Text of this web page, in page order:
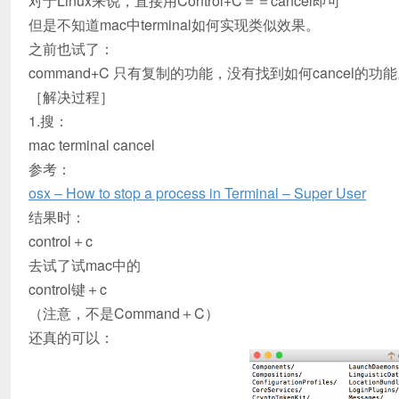
但是不知道mac中terminal如何实现类似效果。
之前也试了：
command+C 只有复制的功能，没有找到如何cancel的功
［解决过程］
1.搜：
mac terminal cancel
参考：
osx – How to stop a process in Terminal – Super User
结果时：
control＋c
去试了试mac中的
control键＋c
（注意，不是Command＋C）
还真的可以：